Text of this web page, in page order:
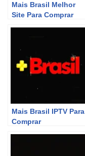
Mais Brasil Melhor
Site Para Comprar
Mais Brasil IPTV Para
Comprar